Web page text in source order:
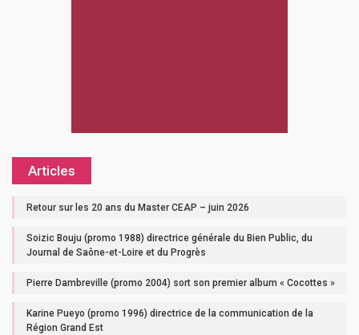
Articles
Retour sur les 20 ans du Master CEAP – juin 2026
Soizic Bouju (promo 1988) directrice générale du Bien Public, du
Journal de Saône-et-Loire et du Progrès
Pierre Dambreville (promo 2004) sort son premier album « Cocottes »
Karine Pueyo (promo 1996) directrice de la communication de la
Région Grand Est